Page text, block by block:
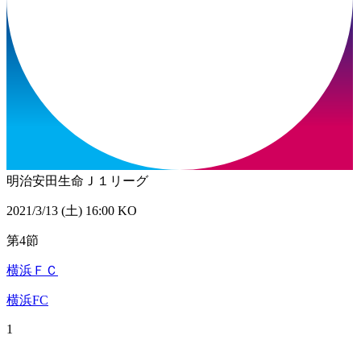
明治安田生命Ｊ１リーグ
2021/3/13 (土) 16:00 KO
第4節
横浜ＦＣ
横浜FC
1